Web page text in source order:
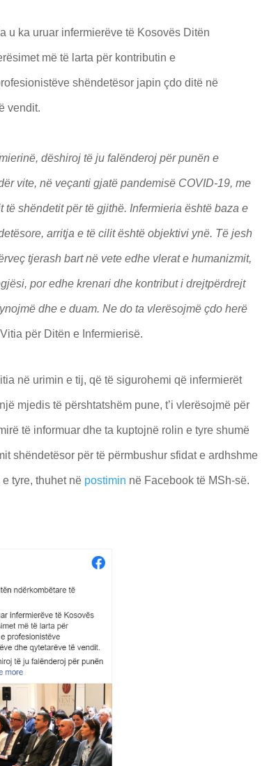
u ka uruar infermierëve të Kosovës Ditën
më të larta për kontributin e
shëndetësor japin çdo ditë në
vendit.
dëshiroj të ju falënderoj për punën e
vite, në veçanti gjatë pandemisë COVID-19, me
shëndetit për të gjithë. Infermieria është baza e
arritja e të cilit është objektivi ynë. Të jesh
tjerash bart në vete edhe vlerat e humanizmit,
por edhe krenari dhe kontribut i drejtpërdrejt
dhe e duam. Ne do ta vlerësojmë çdo herë
për Ditën e Infermierisë.
në urimin e tij, që të sigurohemi që infermierët
mjedis të përshtatshëm pune, t’i vlerësojmë për
të informuar dhe ta kuptojnë rolin e tyre shumë
shëndetësor për të përmbushur sfidat e ardhshme
tyre, thuhet në postimin në Facebook të MSh-së.